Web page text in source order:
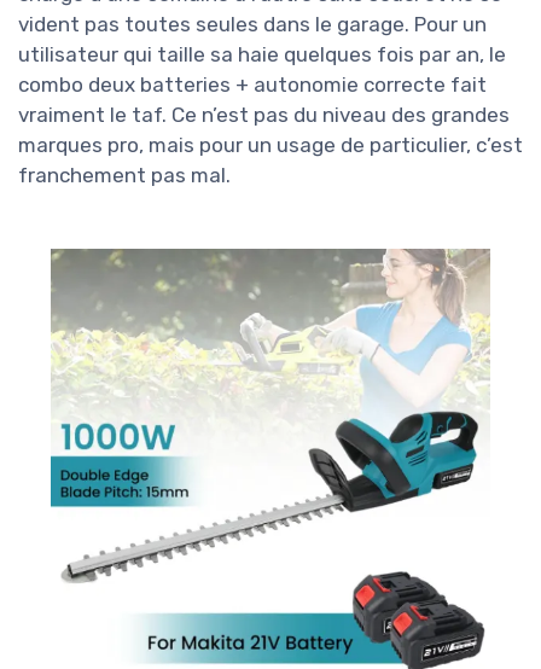
vident pas toutes seules dans le garage. Pour un
utilisateur qui taille sa haie quelques fois par an, le
combo deux batteries + autonomie correcte fait
vraiment le taf. Ce n’est pas du niveau des grandes
marques pro, mais pour un usage de particulier, c’est
franchement pas mal.